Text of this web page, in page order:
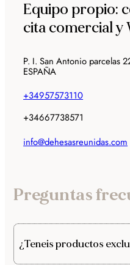
Equipo propio:
cita comercial y
P. I. San Antonio parcelas
ESPAÑA
+34957573110
+34667738571
info@dehesasreunidas.com
Preguntas
¿Teneis productos